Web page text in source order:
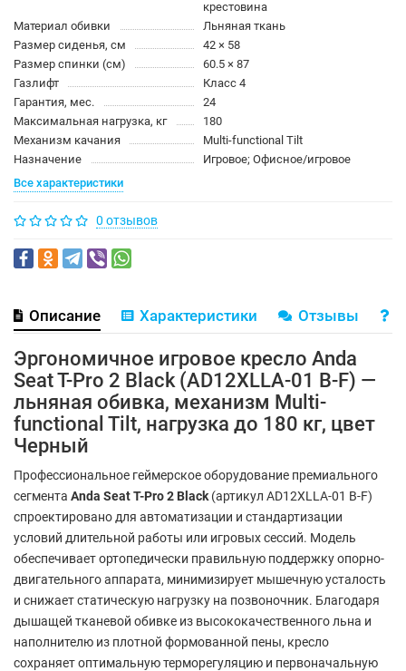
крестовина
Материал обивки
Льняная ткань
Размер сиденья, см
42 × 58
Размер спинки (см)
60.5 × 87
Газлифт
Класс 4
Гарантия, мес.
24
Максимальная нагрузка, кг
180
Механизм качания
Multi-functional Tilt
Назначение
Игровое; Офисное/игровое
Все характеристики
0 отзывов
Описание Характеристики Отзывы
Эргономичное игровое кресло Anda
Seat T-Pro 2 Black (AD12XLLA-01 B-F) —
льняная обивка, механизм Multi-
functional Tilt, нагрузка до 180 кг, цвет
Черный
Профессиональное геймерское оборудование премиального
сегмента Anda Seat T-Pro 2 Black (артикул AD12XLLA-01 B-F)
спроектировано для автоматизации и стандартизации
условий длительной работы или игровых сессий. Модель
обеспечивает ортопедически правильную поддержку опорно-
двигательного аппарата, минимизирует мышечную усталость
и снижает статическую нагрузку на позвоночник. Благодаря
дышащей тканевой обивке из высококачественного льна и
наполнителю из плотной формованной пены, кресло
сохраняет оптимальную терморегуляцию и первоначальную